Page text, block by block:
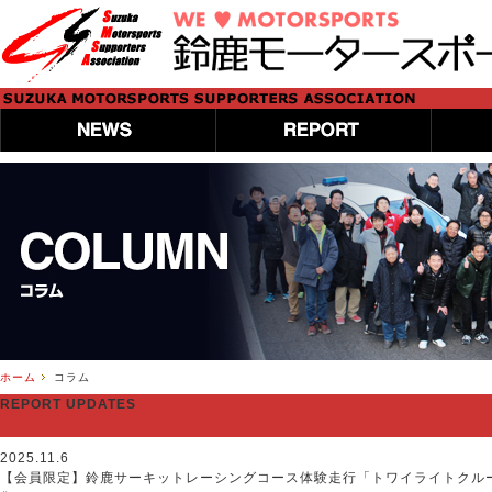
ホーム コラム
REPORT UPDATES
2025.11.6
【会員限定】鈴鹿サーキットレーシングコース体験走行「トワイライトク